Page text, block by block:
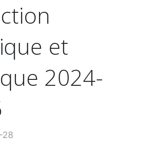
et
2024-
28